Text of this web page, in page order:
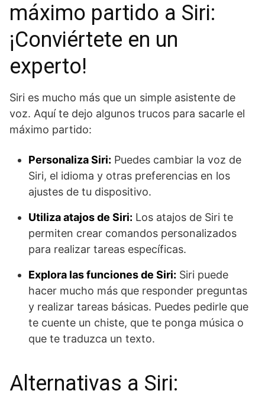
máximo partido a Siri:
¡Conviértete en un
experto!
Siri es mucho más que un simple asistente de
voz. Aquí te dejo algunos trucos para sacarle el
máximo partido:
Personaliza Siri: Puedes cambiar la voz de
Siri, el idioma y otras preferencias en los
ajustes de tu dispositivo.
Utiliza atajos de Siri: Los atajos de Siri te
permiten crear comandos personalizados
para realizar tareas específicas.
Explora las funciones de Siri: Siri puede
hacer mucho más que responder preguntas
y realizar tareas básicas. Puedes pedirle que
te cuente un chiste, que te ponga música o
que te traduzca un texto.
Alternativas a Siri: